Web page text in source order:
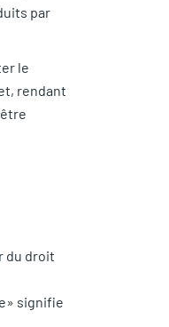
par
le
rendant
du droit
signifie